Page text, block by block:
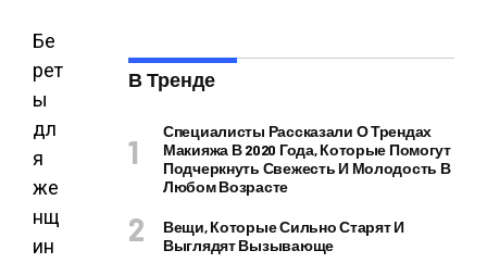
Бе
рет
ы
дл
я
же
нщ
ин
В Тренде
Специалисты Рассказали О Трендах
Макияжа В 2020 Года, Которые Помогут
Подчеркнуть Свежесть И Молодость В
Любом Возрасте
Вещи, Которые Сильно Старят И
Выглядят Вызывающе